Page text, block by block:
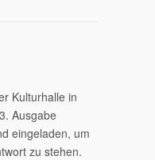
Kulturhalle in
Ausgabe
eingeladen, um
zu stehen.